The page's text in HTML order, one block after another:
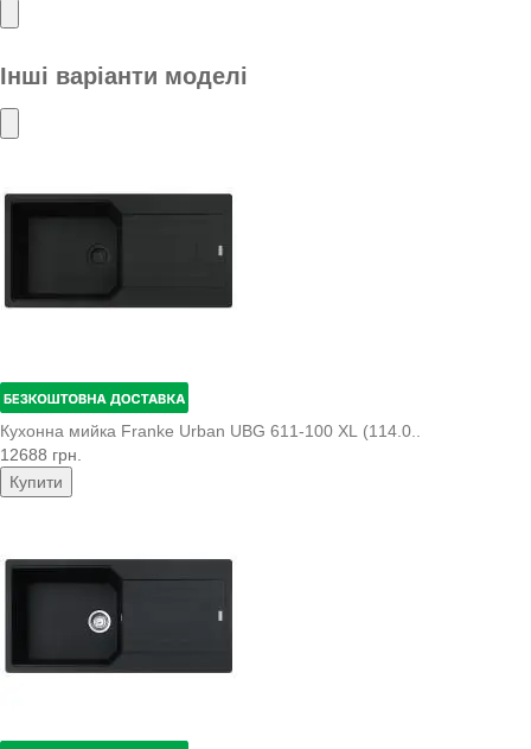
Інші варіанти моделі
Кухонна мийка Franke Urban UBG 611-100 XL (114.0..
12688 грн.
Купити